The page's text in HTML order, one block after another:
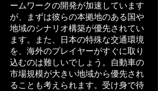
ームワークの開発が加速しています
が、まずは彼らの本拠地のある国や
地域のシナリオ構築が優先されてい
ます。また、日本の特殊な交通環境
を、海外のプレイヤーがすぐに取り
込むのは難しいでしょう。自動車の
市場規模が大きい地域から優先され
ることも考えられます。受け身で待